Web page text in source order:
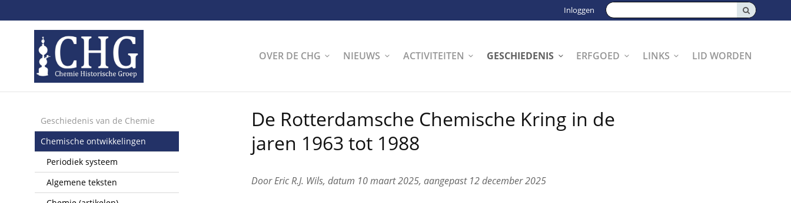
links
Spring
naar
de
inhoud
naar
het
menu
Zoeken:
Inloggen
OVER DE CHG NIEUWS ACTIVITEITEN GESCHIEDENIS ERFGOED LINKS LID WORDEN
De Rotterdamsche Chemische Kring in de
jaren 1963 tot 1988
Door Eric R.J. Wils, datum 10 maart 2025, aangepast 12 december 2025
Geschiedenis van de Chemie
Chemische ontwikkelingen
Periodiek systeem
Algemene teksten